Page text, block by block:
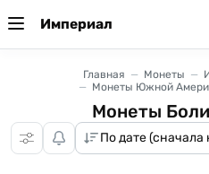
Империал
Главная Монеты
Монеты Южной
Монеты